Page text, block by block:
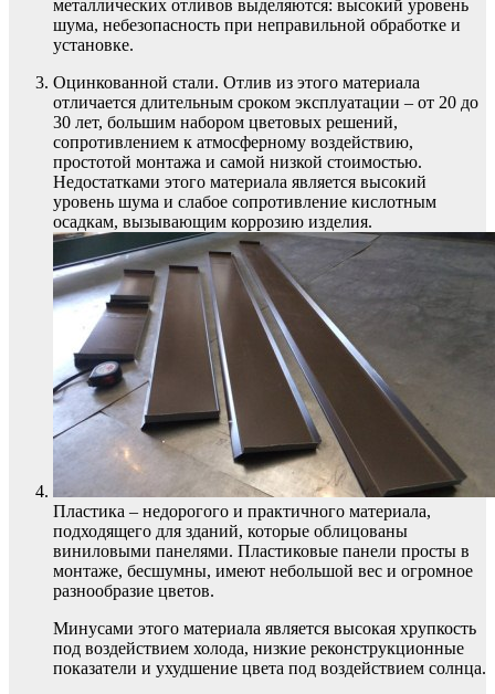
металлических отливов выделяются: высокий уровень
шума, небезопасность при неправильной обработке и
установке.
Оцинкованной стали. Отлив из этого материала
отличается длительным сроком эксплуатации – от 20 до
30 лет, большим набором цветовых решений,
сопротивлением к атмосферному воздействию,
простотой монтажа и самой низкой стоимостью.
Недостатками этого материала является высокий
уровень шума и слабое сопротивление кислотным
осадкам, вызывающим коррозию изделия.
Пластика – недорогого и практичного материала,
подходящего для зданий, которые облицованы
виниловыми панелями. Пластиковые панели просты в
монтаже, бесшумны, имеют небольшой вес и огромное
разнообразие цветов.
Минусами этого материала является высокая хрупкость
под воздействием холода, низкие реконструкционные
показатели и ухудшение цвета под воздействием солнца.